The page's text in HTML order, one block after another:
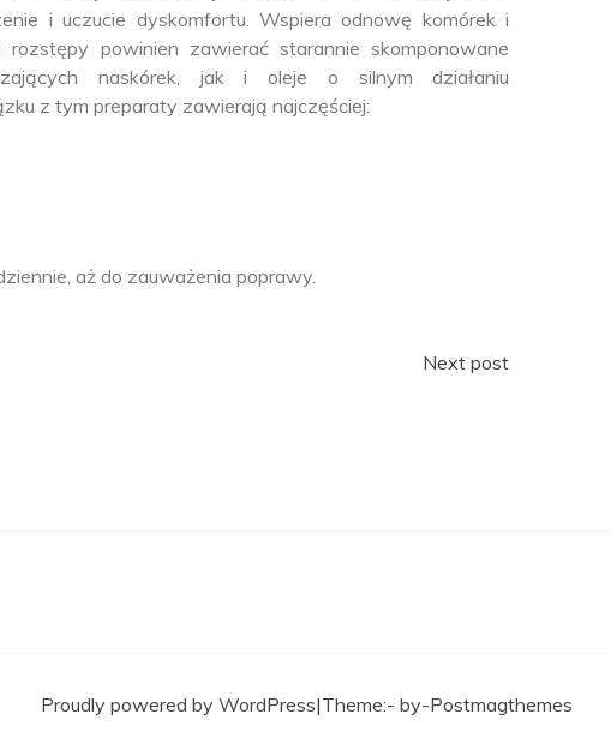
i uczucie dyskomfortu. Wspiera odnowę komórek i
rozstępy powinien zawierać starannie skomponowane
naskórek, jak i oleje o silnym działaniu
z tym preparaty zawierają najczęściej:
aż do zauważenia poprawy.
Next post
Proudly powered by WordPress|Theme:- by-Postmagthemes